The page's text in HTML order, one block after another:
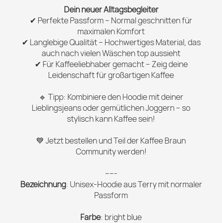
Dein neuer Alltagsbegleiter
✔ Perfekte Passform – Normal geschnitten für
maximalen Komfort
✔ Langlebige Qualität – Hochwertiges Material, das
auch nach vielen Wäschen top aussieht
✔ Für Kaffeeliebhaber gemacht – Zeig deine
Leidenschaft für großartigen Kaffee
🔹 Tipp: Kombiniere den Hoodie mit deiner
Lieblingsjeans oder gemütlichen Joggern – so
stylisch kann Kaffee sein!
💙 Jetzt bestellen und Teil der Kaffee Braun
Community werden!
-----
Bezeichnung: Unisex-Hoodie aus Terry mit normaler
Passform
Farbe: bright blue